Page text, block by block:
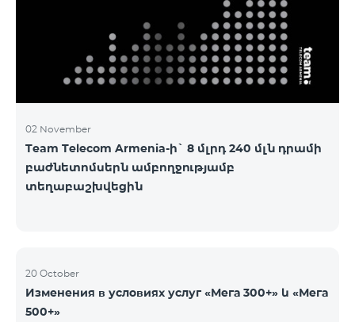
02 November
Team Telecom Armenia-ի` 8 մլրդ 240 մլն դրամի
բաժնետոմսերն ամբողջությամբ
տեղաբաշխվեցին
20 October
Изменения в условиях услуг «Мега 300+» և «Мега
500+»